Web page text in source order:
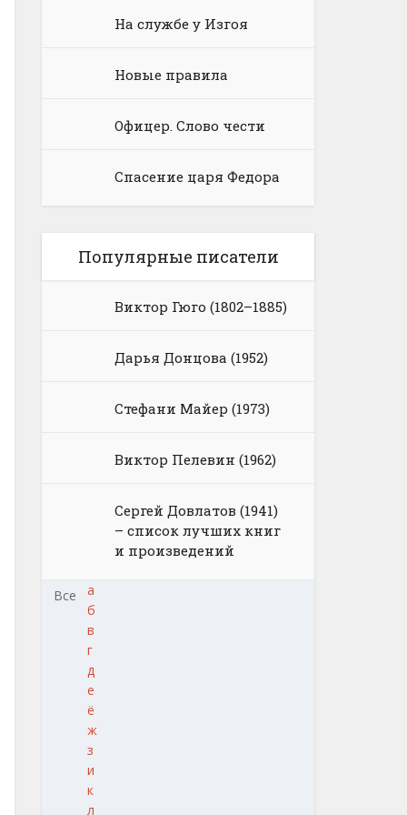
На службе у Изгоя
Новые правила
Офицер. Слово чести
Спасение царя Федора
Популярные писатели
Виктор Гюго (1802–1885)
Дарья Донцова (1952)
Стефани Майер (1973)
Виктор Пелевин (1962)
Сергей Довлатов (1941)
– список лучших книг
и произведений
Все
а
б
в
г
д
е
ё
ж
з
и
к
л